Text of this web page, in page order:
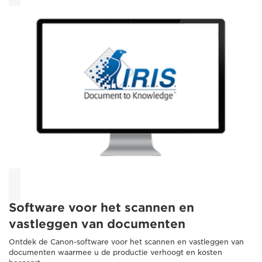
Software voor het scannen en
vastleggen van documenten
Ontdek de Canon-software voor het scannen en vastleggen van
documenten waarmee u de productie verhoogt en kosten